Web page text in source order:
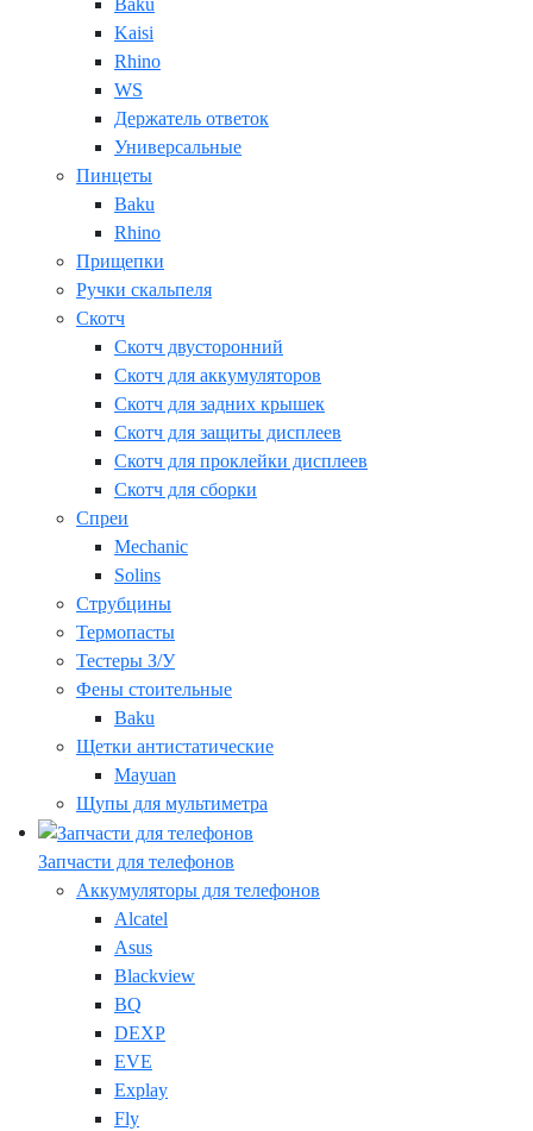
Baku
Kaisi
Rhino
WS
Держатель ответок
Универсальные
Пинцеты
Baku
Rhino
Прищепки
Ручки скальпеля
Скотч
Скотч двусторонний
Скотч для аккумуляторов
Скотч для задних крышек
Скотч для защиты дисплеев
Скотч для проклейки дисплеев
Скотч для сборки
Спреи
Mechanic
Solins
Струбцины
Термопасты
Тестеры З/У
Фены стоительные
Baku
Щетки антистатические
Mayuan
Щупы для мультиметра
Запчасти для телефонов
Аккумуляторы для телефонов
Alcatel
Asus
Blackview
BQ
DEXP
EVE
Explay
Fly